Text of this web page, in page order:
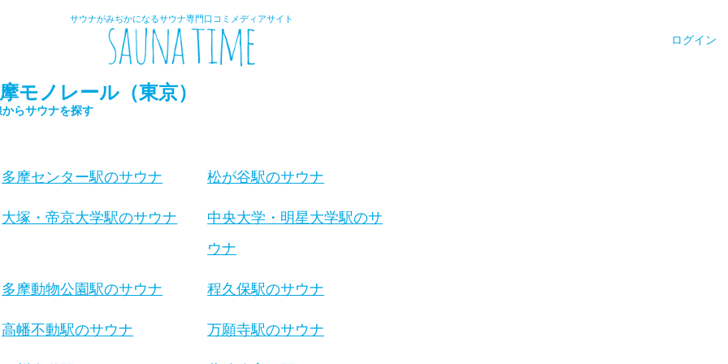
サウナがみぢかになるサウナ専門口コミメディアサイト
ログイン
モノレール（東京）
からサウナを探す
多摩センター駅のサウナ 松が谷駅のサウナ
大塚・帝京大学駅のサウナ
中央大学・明星大学駅のサ
ウナ
多摩動物公園駅のサウナ 程久保駅のサウナ
高幡不動駅のサウナ 万願寺駅のサウナ